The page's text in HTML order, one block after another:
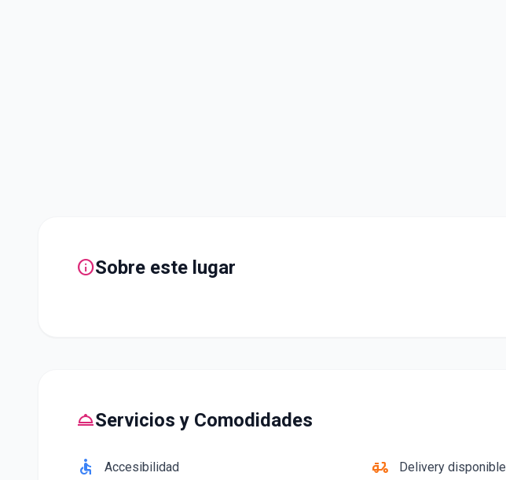
infoSobre este lugar
room_serviceServicios y Comodidades
accessible Accesibilidad delivery_dining Delivery disponible